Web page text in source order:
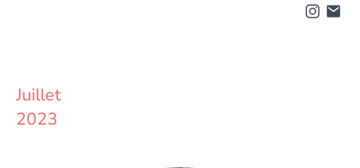
Juillet
2023